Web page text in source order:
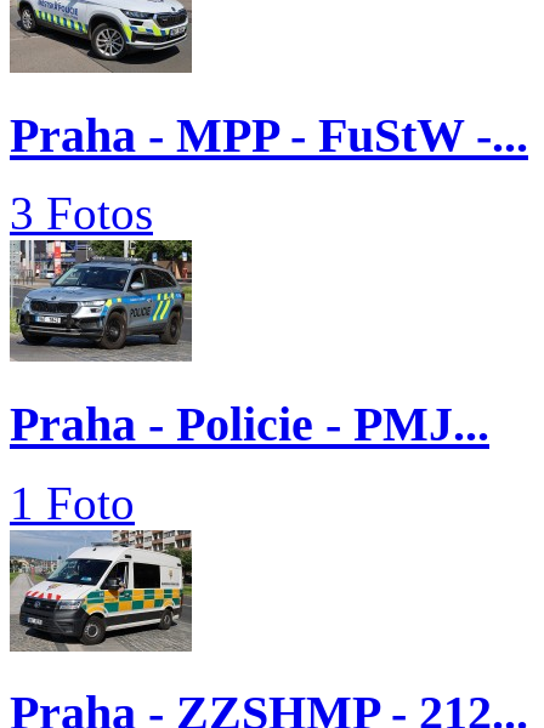
Praha - MPP - FuStW -...
3 Fotos
Praha - Policie - PMJ...
1 Foto
Praha - ZZSHMP - 212...